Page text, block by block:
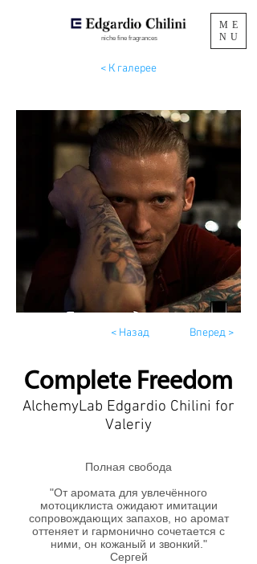
ME
NU
niche fine fragrances
Complete Freedom
AlchemyLab Edgardio Chilini for
Valeriy
Полная свобода
"От аромата для увлечённого
мотоциклиста ожидают имитации
сопровождающих запахов, но аромат
оттеняет и гармонично сочетается с
ними, он кожаный и звонкий."
Сергей
< Назад Вперед >
< К галерее